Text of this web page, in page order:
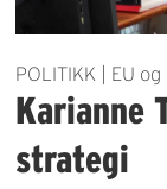
POLITIKK | EU
Karianne
strategi